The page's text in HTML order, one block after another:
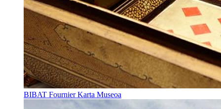
BIBAT Fournier Karta Museoa